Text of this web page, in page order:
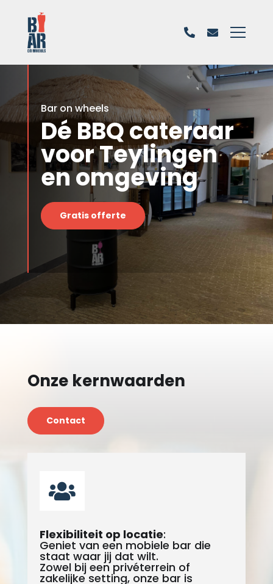
Bar on wheels
Dé BBQ cateraar
voor Teylingen
en omgeving
Gratis offerte
Onze kernwaarden
Contact

Flexibiliteit op locatie:
Geniet van een mobiele bar die
staat waar jij dat wilt.
Zowel bij een privéterrein of
zakelijke setting, onze bar is